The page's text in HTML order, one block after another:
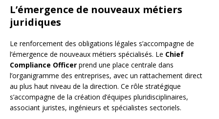
L’émergence de nouveaux métiers
juridiques
Le renforcement des obligations légales s’accompagne de
l’émergence de nouveaux métiers spécialisés. Le Chief
Compliance Officer prend une place centrale dans
l’organigramme des entreprises, avec un rattachement direct
au plus haut niveau de la direction. Ce rôle stratégique
s’accompagne de la création d’équipes pluridisciplinaires,
associant juristes, ingénieurs et spécialistes sectoriels.